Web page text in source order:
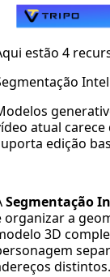
estão 4
atual
edição
Segmentação
organizar a
3D
distintos.